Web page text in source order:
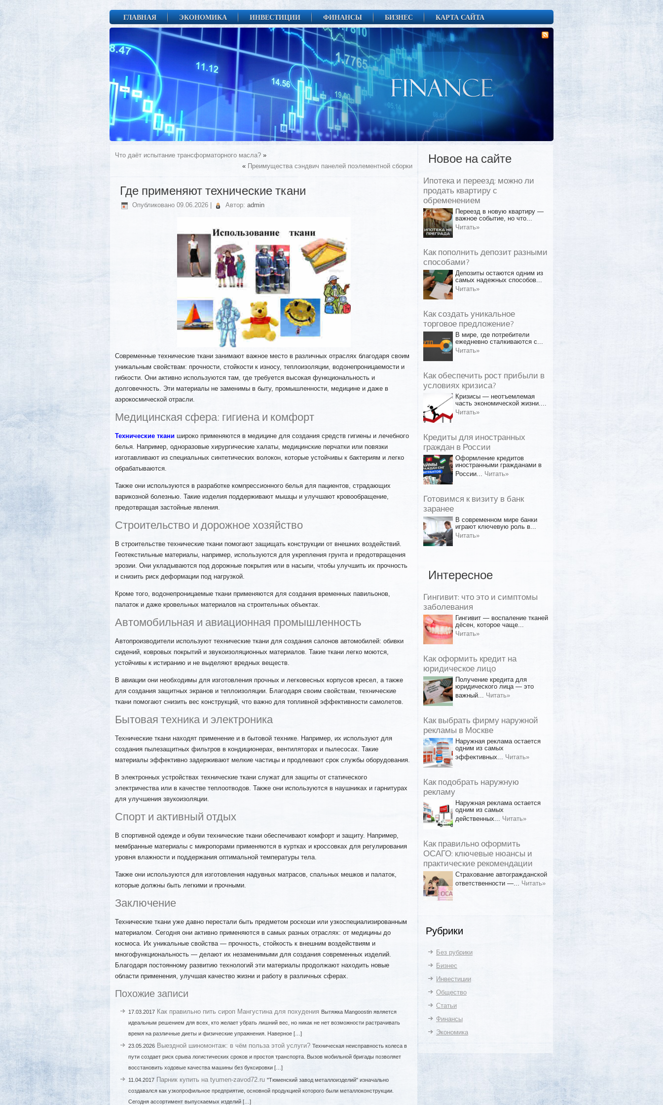
ГЛАВНАЯ ЭКОНОМИКА ИНВЕСТИЦИИ ФИНАНСЫ БИЗНЕС КАРТА САЙТА
Что даёт испытание трансформаторного масла? »
« Преимущества сэндвич панелей поэлементной сборки
Где применяют технические ткани
Опубликовано 09.06.2026 Автор: admin
Современные технические ткани занимают важное место в различных отраслях благодаря своим
уникальным свойствам: прочности, стойкости к износу, теплоизоляции, водонепроницаемости и
гибкости. Они активно используются там, где требуется высокая функциональность и
долговечность. Эти материалы не заменимы в быту, промышленности, медицине и даже в
аэрокосмической отрасли.
Медицинская сфера: гигиена и комфорт
Технические ткани широко применяются в медицине для создания средств гигиены и лечебного
белья. Например, одноразовые хирургические халаты, медицинские перчатки или повязки
изготавливают из специальных синтетических волокон, которые устойчивы к бактериям и легко
обрабатываются.
Также они используются в разработке компрессионного белья для пациентов, страдающих
варикозной болезнью. Такие изделия поддерживают мышцы и улучшают кровообращение,
предотвращая застойные явления.
Строительство и дорожное хозяйство
В строительстве технические ткани помогают защищать конструкции от внешних воздействий.
Геотекстильные материалы, например, используются для укрепления грунта и предотвращения
эрозии. Они укладываются под дорожные покрытия или в насыпи, чтобы улучшить их прочность
и снизить риск деформации под нагрузкой.
Кроме того, водонепроницаемые ткани применяются для создания временных павильонов,
палаток и даже кровельных материалов на строительных объектах.
Автомобильная и авиационная промышленность
Автопроизводители используют технические ткани для создания салонов автомобилей: обивки
сидений, ковровых покрытий и звукоизоляционных материалов. Такие ткани легко моются,
устойчивы к истиранию и не выделяют вредных веществ.
В авиации они необходимы для изготовления прочных и легковесных корпусов кресел, а также
для создания защитных экранов и теплоизоляции. Благодаря своим свойствам, технические
ткани помогают снизить вес конструкций, что важно для топливной эффективности самолетов.
Бытовая техника и электроника
Технические ткани находят применение и в бытовой технике. Например, их используют для
создания пылезащитных фильтров в кондиционерах, вентиляторах и пылесосах. Такие
материалы эффективно задерживают мелкие частицы и продлевают срок службы оборудования.
В электронных устройствах технические ткани служат для защиты от статического
электричества или в качестве теплоотводов. Также они используются в наушниках и гарнитурах
для улучшения звукоизоляции.
Спорт и активный отдых
В спортивной одежде и обуви технические ткани обеспечивают комфорт и защиту. Например,
мембранные материалы с микропорами применяются в куртках и кроссовках для регулирования
уровня влажности и поддержания оптимальной температуры тела.
Также они используются для изготовления надувных матрасов, спальных мешков и палаток,
которые должны быть легкими и прочными.
Заключение
Технические ткани уже давно перестали быть предметом роскоши или узкоспециализированным
материалом. Сегодня они активно применяются в самых разных отраслях: от медицины до
космоса. Их уникальные свойства — прочность, стойкость к внешним воздействиям и
многофункциональность — делают их незаменимыми для создания современных изделий.
Благодаря постоянному развитию технологий эти материалы продолжают находить новые
области применения, улучшая качество жизни и работу в различных сферах.
Похожие записи
17.03.2017 Как правильно пить сироп Мангустина для похудения Вытяжка Mangoostin является
идеальным решением для всех, кто желает убрать лишний вес, но никак не нет возможности растрачивать
время на различные диеты и физические упражнения. Наверное […]
23.05.2026 Выездной шиномонтаж: в чём польза этой услуги? Техническая неисправность колеса в
пути создает риск срыва логистических сроков и простоя транспорта. Вызов мобильной бригады позволяет
восстановить ходовые качества машины без буксировки […]
11.04.2017 Парник купить на tyumen-zavod72.ru "Тюменский завод металлоизделий" изначально
создавался как узкопрофильное предприятие, основной продукцией которого были металлоконструкции.
Сегодня ассортимент выпускаемых изделий […]
Новое на сайте
Ипотека и переезд: можно ли
продать квартиру с
обременением
Переезд в новую квартиру —
важное событие, но что...
Читать»
Как пополнить депозит разными
способами?
Депозиты остаются одним из
самых надежных способов...
Читать»
Как создать уникальное
торговое предложение?
В мире, где потребители
ежедневно сталкиваются с...
Читать»
Как обеспечить рост прибыли в
условиях кризиса?
Кризисы — неотъемлемая
часть экономической жизни....
Читать»
Кредиты для иностранных
граждан в России
Оформление кредитов
иностранными гражданами в
России... Читать»
Готовимся к визиту в банк
заранее
В современном мире банки
играют ключевую роль в...
Читать»
Интересное
Гингивит: что это и симптомы
заболевания
Гингивит — воспаление тканей
дёсен, которое чаще...
Читать»
Как оформить кредит на
юридическое лицо
Получение кредита для
юридического лица — это
важный... Читать»
Как выбрать фирму наружной
рекламы в Москве
Наружная реклама остается
одним из самых
эффективных... Читать»
Как подобрать наружную
рекламу
Наружная реклама остается
одним из самых
действенных... Читать»
Как правильно оформить
ОСАГО: ключевые нюансы и
практические рекомендации
Страхование автогражданской
ответственности —... Читать»
Рубрики
Без рубрики
Бизнес
Инвестиции
Общество
Статьи
Финансы
Экономика